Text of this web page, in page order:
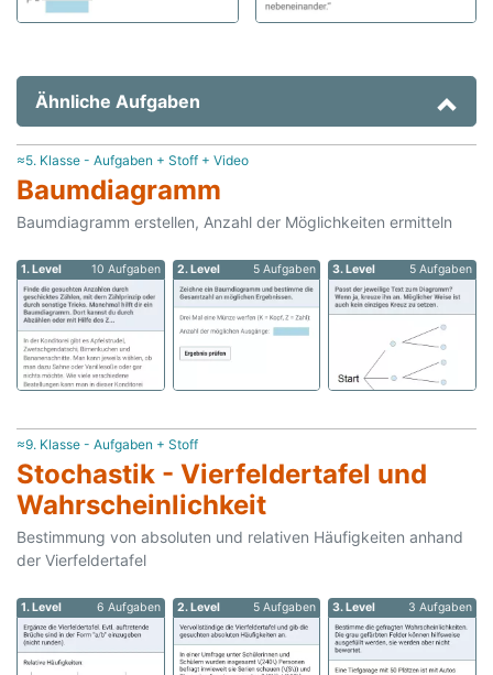
Ähnliche Aufgaben
≈5. Klasse - Aufgaben + Stoff + Video
Baumdiagramm
Baumdiagramm erstellen, Anzahl der Möglichkeiten ermitteln
1. Level 10 Aufgaben 2. Level 5 Aufgaben 3. Level 5 Aufgaben
≈9. Klasse - Aufgaben + Stoff
Stochastik - Vierfeldertafel und
Wahrscheinlichkeit
Bestimmung von absoluten und relativen Häufigkeiten anhand
der Vierfeldertafel
1. Level 6 Aufgaben 2. Level 5 Aufgaben 3. Level 3 Aufgaben